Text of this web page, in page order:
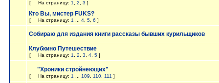
[ На страницу: 1 2 3 ]
Кто Вы, мистер FUKS?
[ На страницу: 1 4 5 6 ]
Собираю для издания книги рассказы бывших курильщиков
Клубкино Путешествие
[ На страницу: 1 2 3 4 5 ]
"Хроники стройнеющих"
[ На страницу: 1 109 110 111 ]